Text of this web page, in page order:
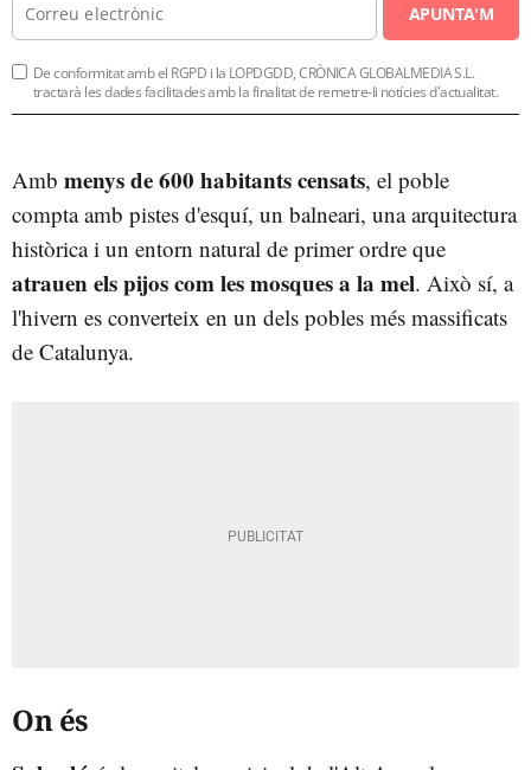
APUNTA'M
De conformitat amb el RGPD i la LOPDGDD, CRÒNICA GLOBALMEDIA S.L.
tractarà les dades facilitades amb la finalitat de remetre-li notícies d'actualitat.
Amb menys de 600 habitants censats, el poble
compta amb pistes d'esquí, un balneari, una arquitectura
històrica i un entorn natural de primer ordre que
atrauen els pijos com les mosques a la mel. Això sí, a
l'hivern es converteix en un dels pobles més massificats
de Catalunya.
On és